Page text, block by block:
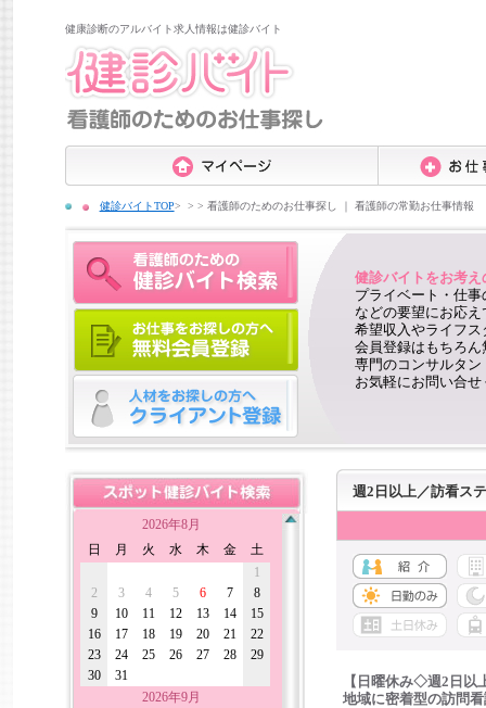
健康診断のアルバイト求人情報は健診バイト
健診バイトTOP > 看護師のためのお仕事探し ｜ 看護師の常勤お仕事情報
健診バイトをお考
プライベート・仕
などの要望にお応
希望収入やライフ
会員登録はもちろん
専門のコンサルタ
お気軽にお問い合せ
2026年8月
日
月 火 水 木 金
土
1
2
3 4 5 6 7
8
9
10 11 12 13 14
15
16
17 18 19 20 21
22
23
24 25 26 27 28
29
30
31
2026年9月
週2日以上／訪看ス
【日曜休み◇週2日以
地域に密着型の訪問